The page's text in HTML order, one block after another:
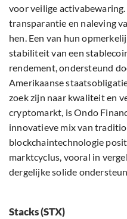
voor veilige
transparantie en naleving
hen. Een van hun
stabiliteit van een
rendement, ondersteund
Amerikaanse
zoek zijn naar kwaliteit en
cryptomarkt, is Ondo
innovatieve mix van
blockchaintechnologie
marktcyclus, vooral in
dergelijke solide
Stacks (STX)